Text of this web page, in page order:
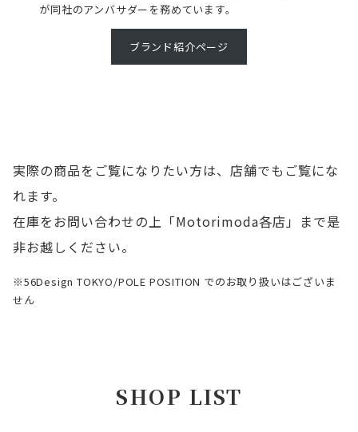
が同社のアンバサダーを務めています。
ブランド紹介ページ
実際の商品をご覧になりたい方は、店舗でもご覧にな
れます。
在庫をお問い合わせの上「Motorimoda各店」まで是
非お越しください。
※56Design TOKYO/POLE POSITION でのお取り扱いはございま
せん
SHOP LIST